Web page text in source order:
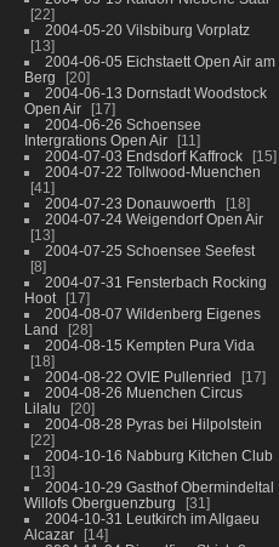
22
2004-05-20 Vilsbiburg Vorplatz
13
2004-06-05 Eichstaett Open Air am
Berg
20
2004-06-13 Dornstadt Woodstock
Open Air
17
2004-06-26 Schoensee
Intergrations Open Air
11
2004-07-03 Endsdorf Kaffrock
15
2004-07-22 Tollwood-Muenchen
41
2004-07-23 Donauwoerth
18
2004-07-24 Weigendorf Open Air
13
2004-07-25 Schoensee Seefest
8
2004-07-31 Fensterbach Rocking
Hoot
17
2004-08-07 Wildenberg Eigenes
Land
28
2004-08-15 Kempten Pura Vida
18
2004-08-22 OVIE Pullenried
17
2004-08-26 Muenchen Circus
Lilalu
20
2004-08-28 Pyras bei Hilpolstein
22
2004-10-16 Nabburg Kitchen Club
13
2004-10-29 Gasthof Obermindeltal
Willofs Oberguenzburg
31
2004-10-31 Leutkirch im Allgaeu
Alcazar
14